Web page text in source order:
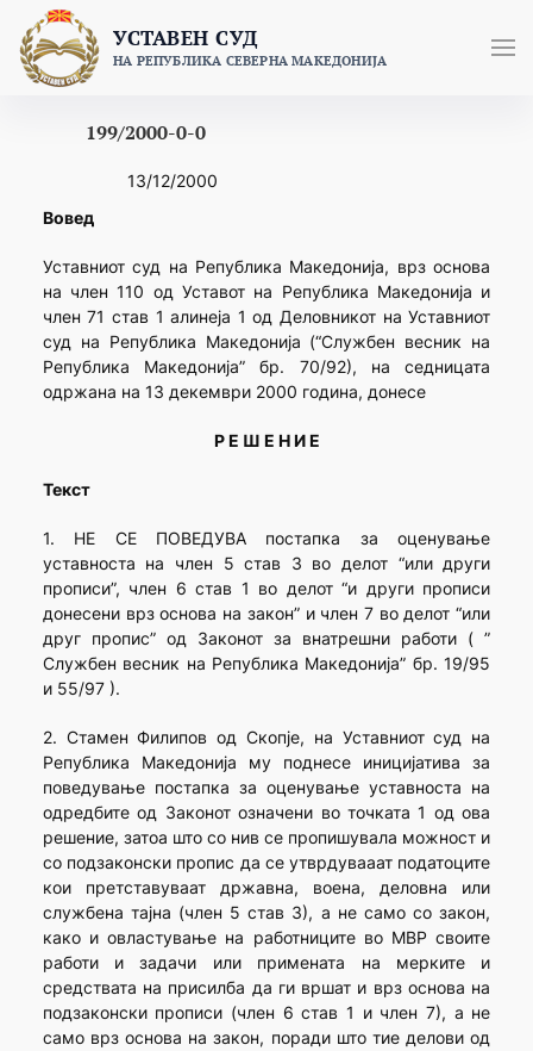
content
УСТАВЕН СУД
НА РЕПУБЛИКА СЕВЕРНА МАКЕДОНИЈА
199/2000-0-0
13/12/2000
Вовед
Уставниот суд на Република Македонија, врз основа
на член 110 од Уставот на Република Македонија и
член 71 став 1 алинеја 1 од Деловникот на Уставниот
суд на Република Македонија (“Службен весник на
Република Македонија” бр. 70/92), на седницата
одржана на 13 декември 2000 година, донесе
Р Е Ш Е Н И Е
Текст
1. НЕ СЕ ПОВЕДУВА постапка за оценување
уставноста на член 5 став 3 во делот “или други
прописи”, член 6 став 1 во делот “и други прописи
донесени врз основа на закон” и член 7 во делот “или
друг пропис” од Законот за внатрешни работи ( ”
Службен весник на Република Македонија” бр. 19/95
и 55/97 ).
2. Стамен Филипов од Скопје, на Уставниот суд на
Република Македонија му поднесе иницијатива за
поведување постапка за оценување уставноста на
одредбите од Законот означени во точката 1 од ова
решение, затоа што со нив се пропишувала можност и
со подзаконски пропис да се утврдувааат податоците
кои претставуваат државна, воена, деловна или
службена тајна (член 5 став 3), а не само со закон,
како и овластување на работниците во МВР своите
работи и задачи или примената на мерките и
средствата на присилба да ги вршат и врз основа на
подзаконски прописи (член 6 став 1 и член 7), а не
само врз основа на закон, поради што тие делови од